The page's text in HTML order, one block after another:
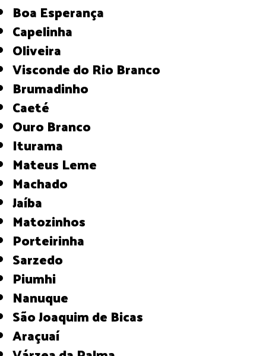
Boa Esperança
Capelinha
Oliveira
Visconde do Rio Branco
Brumadinho
Caeté
Ouro Branco
Iturama
Mateus Leme
Machado
Jaíba
Matozinhos
Porteirinha
Sarzedo
Piumhi
Nanuque
São Joaquim de Bicas
Araçuaí